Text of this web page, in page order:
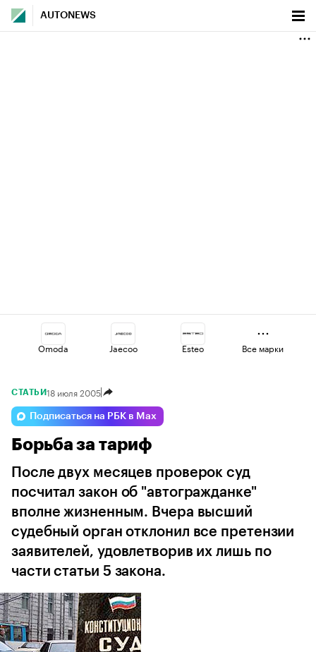
AUTONEWS
Omoda Jaecoo Esteo
Geely Voyah
Volga Lada
Все марки
СТАТЬИ18 июля 2005
Подписаться на РБК в Max
Борьба за тариф
После двух месяцев проверок суд
посчитал закон об "автогражданке"
вполне жизненным. Вчера высший
судебный орган отклонил все претензии
заявителей, удовлетворив их лишь по
части статьи 5 закона.